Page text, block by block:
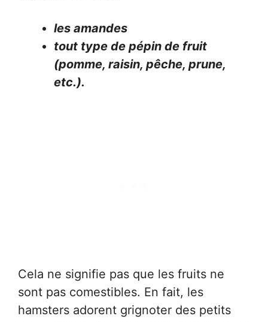
les amandes
tout type de pépin de fruit
(pomme, raisin, pêche, prune,
etc.).
Cela ne signifie pas que les fruits ne
sont pas comestibles. En fait, les
hamsters adorent grignoter des petits